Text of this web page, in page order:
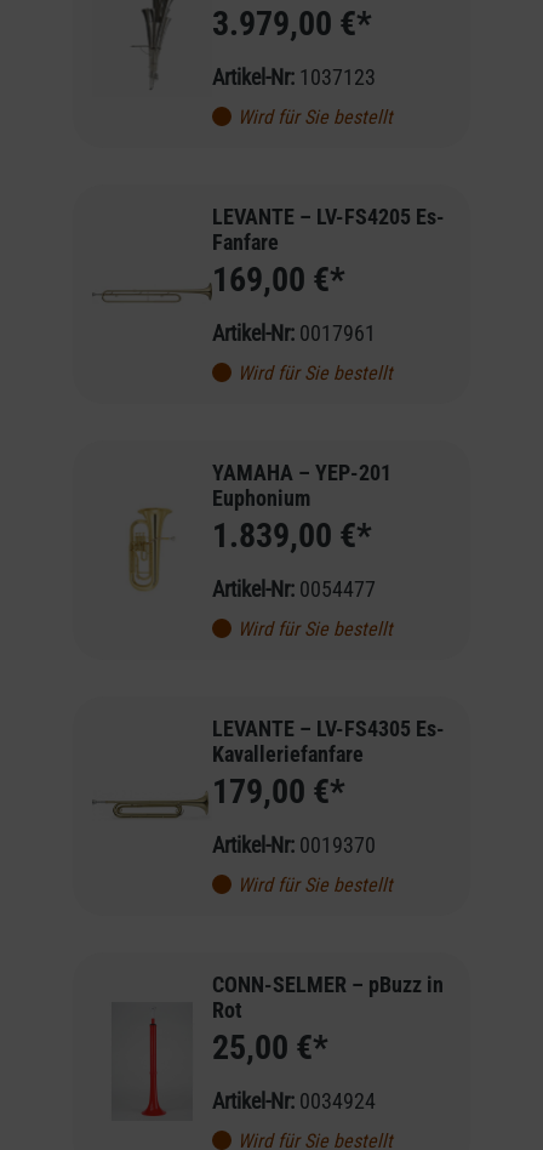
3.979,00 €*
Artikel-Nr: 1037123
Wird für Sie bestellt
LEVANTE – LV-FS4205 Es-
Fanfare
169,00 €*
Artikel-Nr: 0017961
Wird für Sie bestellt
YAMAHA – YEP-201
Euphonium
1.839,00 €*
Artikel-Nr: 0054477
Wird für Sie bestellt
LEVANTE – LV-FS4305 Es-
Kavalleriefanfare
179,00 €*
Artikel-Nr: 0019370
Wird für Sie bestellt
CONN-SELMER – pBuzz in
Rot
25,00 €*
Artikel-Nr: 0034924
Wird für Sie bestellt